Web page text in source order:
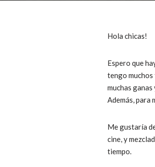
Hola chicas!
Espero que
tengo muchos
muchas ganas
Además, para
Me gustaría
cine, y
tiempo.